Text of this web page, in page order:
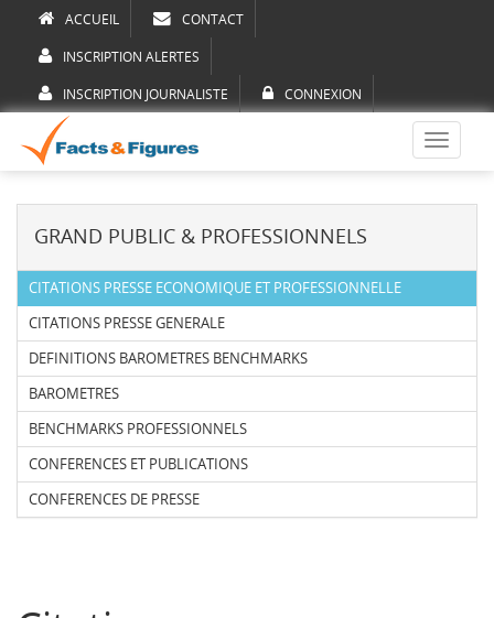
ACCUEIL CONTACT
INSCRIPTION ALERTES
INSCRIPTION JOURNALISTE CONNEXION
Toggle
GRAND PUBLIC & PROFESSIONNELS
CITATIONS PRESSE ECONOMIQUE ET PROFESSIONNELLE
CITATIONS PRESSE GENERALE
DEFINITIONS BAROMETRES BENCHMARKS
BAROMETRES
BENCHMARKS PROFESSIONNELS
CONFERENCES ET PUBLICATIONS
CONFERENCES DE PRESSE